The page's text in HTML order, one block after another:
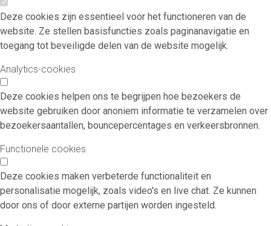
Deze cookies zijn essentieel voor het functioneren van de
website. Ze stellen basisfuncties zoals paginanavigatie en
toegang tot beveiligde delen van de website mogelijk.
Analytics-cookies
Deze cookies helpen ons te begrijpen hoe bezoekers de
website gebruiken door anoniem informatie te verzamelen over
bezoekersaantallen, bouncepercentages en verkeersbronnen.
Functionele cookies
Deze cookies maken verbeterde functionaliteit en
personalisatie mogelijk, zoals video's en live chat. Ze kunnen
door ons of door externe partijen worden ingesteld.